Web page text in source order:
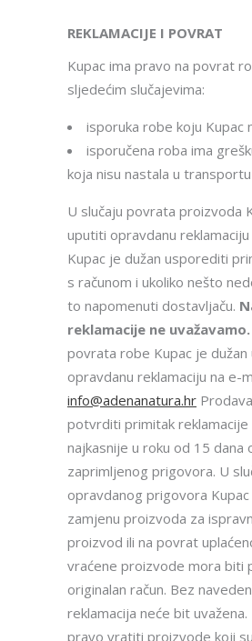
REKLAMACIJE I POVRAT
Kupac ima pravo na povrat
sljedećim slučajevima:
isporuka robe koju Kupac
isporučena roba ima
koja nisu nastala u transportu
U slučaju povrata proizvoda
uputiti opravdanu
Kupac je dužan usporediti
s računom i ukoliko nešto
to napomenuti dostavljaču.
reklamacije ne uvažavamo.
povrata robe Kupac je dužan
opravdanu reklamaciju na e-
info@adenanatura.hr
potvrditi primitak
najkasnije u roku od 15 dana
zaprimljenog prigovora. U
opravdanog prigovora
zamjenu proizvoda za
proizvod ili na povrat
vraćene proizvode mora biti
originalan račun. Bez
reklamacija neće bit uvažena.
pravo vratiti proizvode koji